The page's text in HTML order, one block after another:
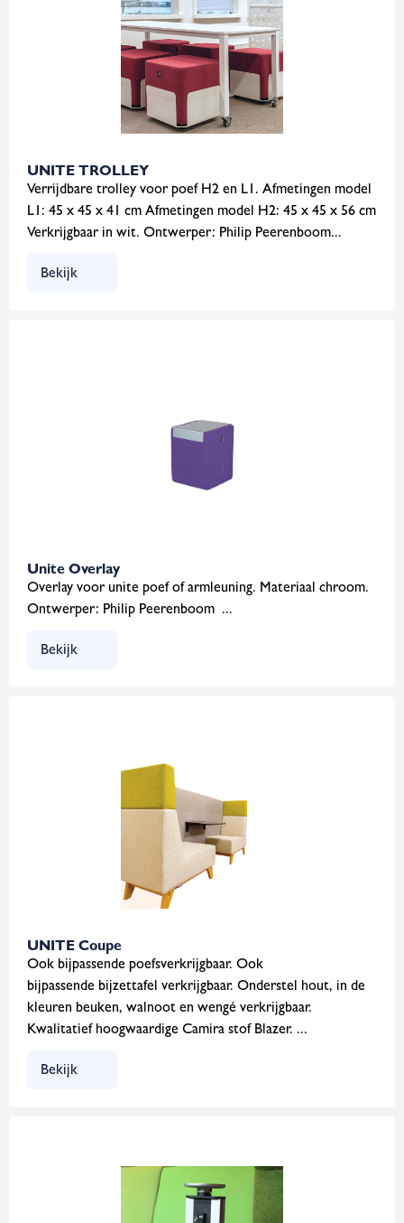
UNITE TROLLEY
Verrijdbare trolley voor poef H2 en L1. Afmetingen model
L1: 45 x 45 x 41 cm Afmetingen model H2: 45 x 45 x 56 cm
Verkrijgbaar in wit. Ontwerper: Philip Peerenboom...
Bekijk
Unite Overlay
Overlay voor unite poef of armleuning. Materiaal chroom.
Ontwerper: Philip Peerenboom ...
Bekijk
UNITE Coupe
Ook bijpassende poefsverkrijgbaar. Ook
bijpassende bijzettafel verkrijgbaar. Onderstel hout, in de
kleuren beuken, walnoot en wengé verkrijgbaar.
Kwalitatief hoogwaardige Camira stof Blazer. ...
Bekijk